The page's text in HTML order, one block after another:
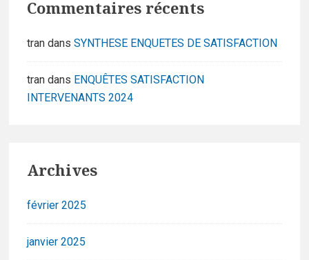
Commentaires récents
tran dans SYNTHESE ENQUETES DE SATISFACTION
tran dans ENQUÊTES SATISFACTION
INTERVENANTS 2024
Archives
février 2025
janvier 2025